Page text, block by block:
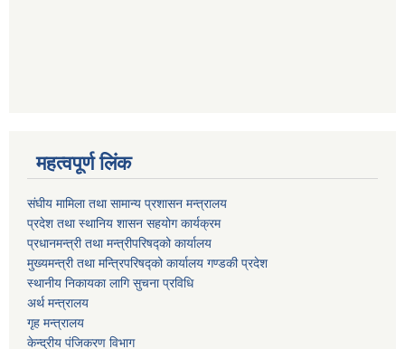
महत्वपूर्ण लिंक
संघीय मामिला तथा सामान्य प्रशासन मन्त्रालय
प्रदेश तथा स्थानिय शासन सहयोग कार्यक्रम
प्रधानमन्त्री तथा मन्त्रीपरिषद्को कार्यालय
मुख्यमन्त्री तथा मन्त्रिपरिषद्को कार्यालय गण्डकी प्रदेश
स्थानीय निकायका लागि सुचना प्रविधि
अर्थ मन्त्रालय
गृह मन्त्रालय
केन्द्रीय पंजिकरण विभाग